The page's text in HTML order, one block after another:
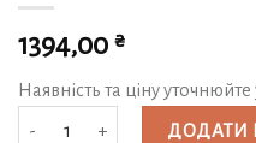
1394,00 ₴
Наявність та ціну
Трап підлоговий - ∅50 - 70 см
ДОДАТИ